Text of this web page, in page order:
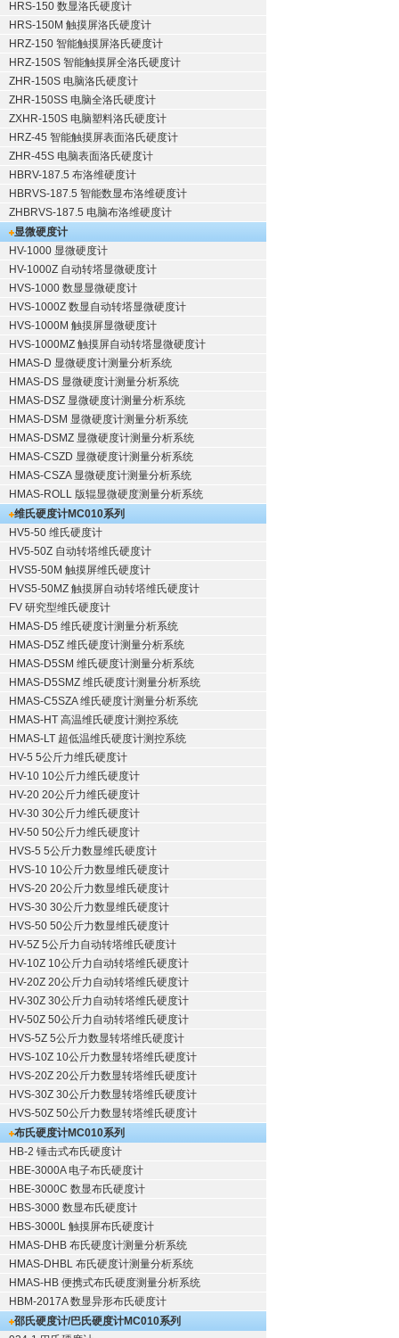
HRS-150 数显洛氏硬度计
HRS-150M 触摸屏洛氏硬度计
HRZ-150 智能触摸屏洛氏硬度计
HRZ-150S 智能触摸屏全洛氏硬度计
ZHR-150S 电脑洛氏硬度计
ZHR-150SS 电脑全洛氏硬度计
ZXHR-150S 电脑塑料洛氏硬度计
HRZ-45 智能触摸屏表面洛氏硬度计
ZHR-45S 电脑表面洛氏硬度计
HBRV-187.5 布洛维硬度计
HBRVS-187.5 智能数显布洛维硬度计
ZHBRVS-187.5 电脑布洛维硬度计
显微硬度计
HV-1000 显微硬度计
HV-1000Z 自动转塔显微硬度计
HVS-1000 数显显微硬度计
HVS-1000Z 数显自动转塔显微硬度计
HVS-1000M 触摸屏显微硬度计
HVS-1000MZ 触摸屏自动转塔显微硬度计
HMAS-D 显微硬度计测量分析系统
HMAS-DS 显微硬度计测量分析系统
HMAS-DSZ 显微硬度计测量分析系统
HMAS-DSM 显微硬度计测量分析系统
HMAS-DSMZ 显微硬度计测量分析系统
HMAS-CSZD 显微硬度计测量分析系统
HMAS-CSZA 显微硬度计测量分析系统
HMAS-ROLL 版辊显微硬度测量分析系统
维氏硬度计MC010系列
HV5-50 维氏硬度计
HV5-50Z 自动转塔维氏硬度计
HVS5-50M 触摸屏维氏硬度计
HVS5-50MZ 触摸屏自动转塔维氏硬度计
FV 研究型维氏硬度计
HMAS-D5 维氏硬度计测量分析系统
HMAS-D5Z 维氏硬度计测量分析系统
HMAS-D5SM 维氏硬度计测量分析系统
HMAS-D5SMZ 维氏硬度计测量分析系统
HMAS-C5SZA 维氏硬度计测量分析系统
HMAS-HT 高温维氏硬度计测控系统
HMAS-LT 超低温维氏硬度计测控系统
HV-5 5公斤力维氏硬度计
HV-10 10公斤力维氏硬度计
HV-20 20公斤力维氏硬度计
HV-30 30公斤力维氏硬度计
HV-50 50公斤力维氏硬度计
HVS-5 5公斤力数显维氏硬度计
HVS-10 10公斤力数显维氏硬度计
HVS-20 20公斤力数显维氏硬度计
HVS-30 30公斤力数显维氏硬度计
HVS-50 50公斤力数显维氏硬度计
HV-5Z 5公斤力自动转塔维氏硬度计
HV-10Z 10公斤力自动转塔维氏硬度计
HV-20Z 20公斤力自动转塔维氏硬度计
HV-30Z 30公斤力自动转塔维氏硬度计
HV-50Z 50公斤力自动转塔维氏硬度计
HVS-5Z 5公斤力数显转塔维氏硬度计
HVS-10Z 10公斤力数显转塔维氏硬度计
HVS-20Z 20公斤力数显转塔维氏硬度计
HVS-30Z 30公斤力数显转塔维氏硬度计
HVS-50Z 50公斤力数显转塔维氏硬度计
布氏硬度计MC010系列
HB-2 锤击式布氏硬度计
HBE-3000A 电子布氏硬度计
HBE-3000C 数显布氏硬度计
HBS-3000 数显布氏硬度计
HBS-3000L 触摸屏布氏硬度计
HMAS-DHB 布氏硬度计测量分析系统
HMAS-DHBL 布氏硬度计测量分析系统
HMAS-HB 便携式布氏硬度测量分析系统
HBM-2017A 数显异形布氏硬度计
邵氏硬度计/巴氏硬度计MC010系列